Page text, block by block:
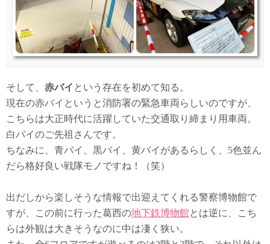
そして、 赤バイ という存在を初めて知る。
現在の赤バイというと消防署の緊急車両らしいのですが、
こちらは大正時代に活躍していた交通取り締まり用車両。
白バイのご先祖さんです。
ちなみに、青バイ、黒バイ、黄バイがあるらしく、5色並ん
だら格好良い戦隊モノですね！（笑）
出だしから楽しそうな情報で出迎えてくれる警察博物館で
すが、この前に行った葛西の地下鉄博物館とは逆に、こち
らは外観は大きそうなのに中は凄く狭い。